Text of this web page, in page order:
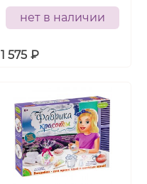
нет в наличии
1 575 ₽